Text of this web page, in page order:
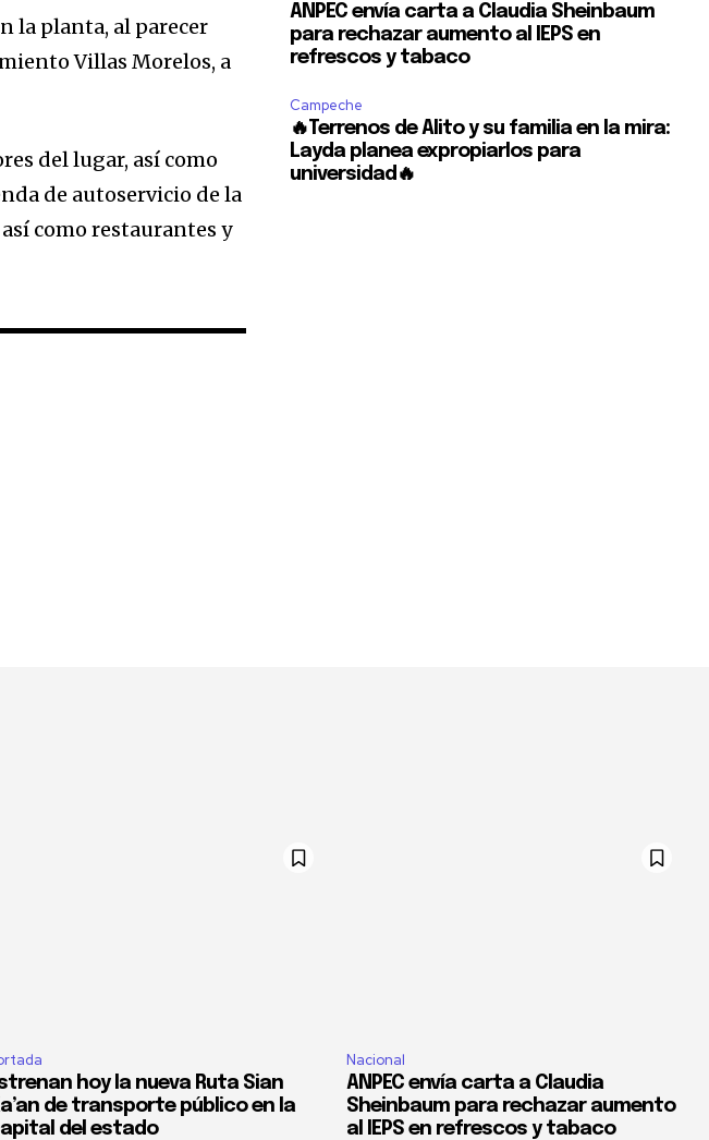
la planta, al parecer
Villas Morelos, a
del lugar, así como
de autoservicio de la
como restaurantes y
ANPEC envía carta a Claudia Sheinbaum
para rechazar aumento al IEPS en
refrescos y tabaco
Campeche
🔥Terrenos de Alito y su familia en la mira:
Layda planea expropiarlos para
universidad🔥
hoy la nueva Ruta Sian
de transporte público en la
del estado
Nacional
ANPEC envía carta a Claudia
Sheinbaum para rechazar aumento
al IEPS en refrescos y tabaco